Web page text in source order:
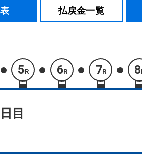
払戻金一覧
5R 6R 7R 8
目